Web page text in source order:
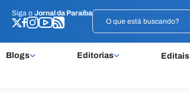
Siga o Jornal da Paraíba
Blogs Editorias Editais
Siga o Jornal da Paraíba